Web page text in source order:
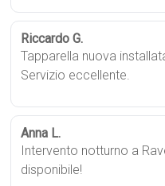
Riccardo G.
Tapparella nuova
Servizio eccellente.
Anna L.
Intervento notturno a
disponibile!